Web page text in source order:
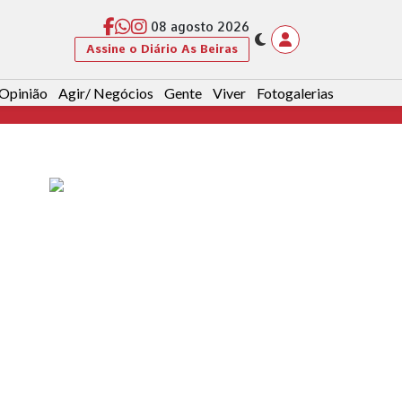
08 agosto 2026
Assine o Diário As Beiras
Agir/ Negócios Gente Viver Fotogalerias